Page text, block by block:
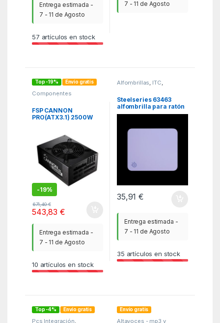
Entrega estimada -
7 - 11 de Agosto
57 artículos en stock
7 - 11 de Agosto
Top -19% Envío gratis
Componentes
integración
FSP CANNON
PRO(ATX3.1) 2500W
ATX ATX Negro
-19%
671,40€
543,83€
Entrega estimada -
7 - 11 de Agosto
10 artículos en stock
Alfombrillas, ITC,
Periféricos
Steelseries 63463
alfombrilla para ratón
Lavanda
35,91€
Entrega estimada -
7 - 11 de Agosto
35 artículos en stock
Top -4% Envío gratis
Pcs Integración,
Envío gratis
Altavoces - mp3 y